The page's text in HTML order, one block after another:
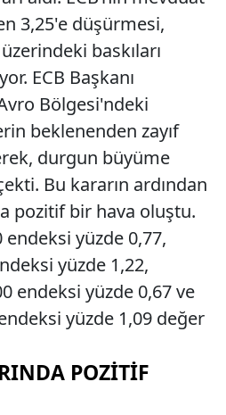
3,25'e düşürmesi,
baskıları
ECB Başkanı
Bölgesi'ndeki
beklenenden zayıf
durgun büyüme
Bu kararın ardından
pozitif bir hava oluştu.
yüzde 0,77,
yüzde 1,22,
endeksi yüzde 0,67 ve
yüzde 1,09 değer
POZITIF